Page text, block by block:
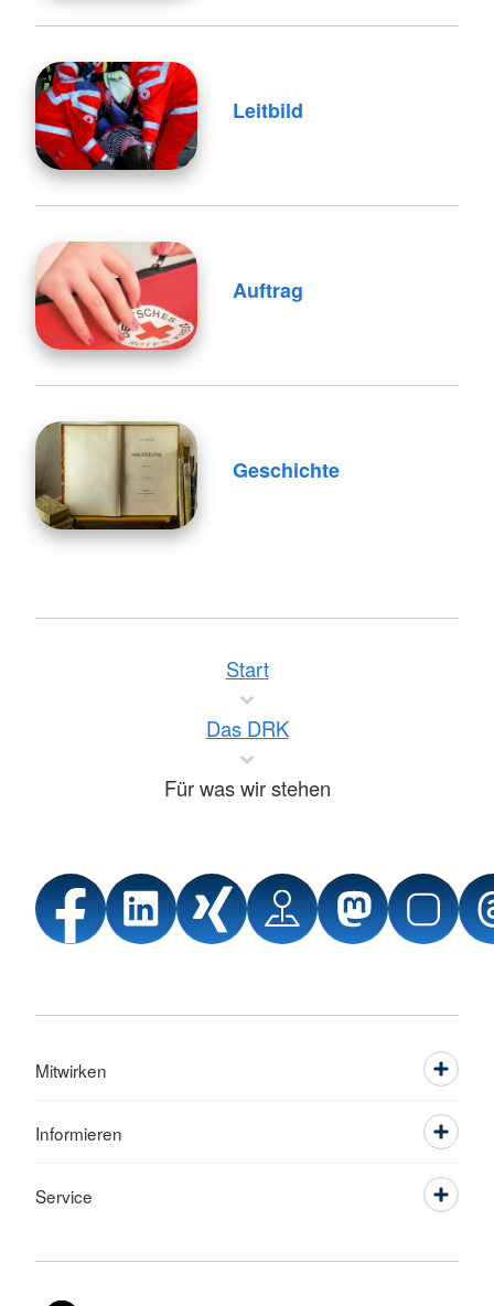
Leitbild
Auftrag
Geschichte
Start
Das DRK
Für was wir stehen
Mitwirken
Informieren
Service
Sprache wechseln zu